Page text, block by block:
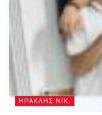
ΗΡΑΚΛΗΣ ΝΙΚ.